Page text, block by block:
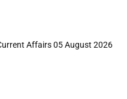
Current Affairs 05 August 2026